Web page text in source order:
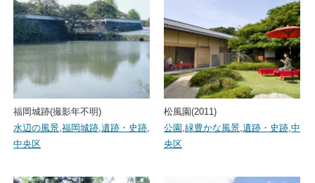
福岡城跡(撮影年不明)
水辺の風景,福岡城跡,遺跡・史跡,
中央区
松風園(2011)
公園 ,緑豊かな風景,遺跡・史跡,中
央区